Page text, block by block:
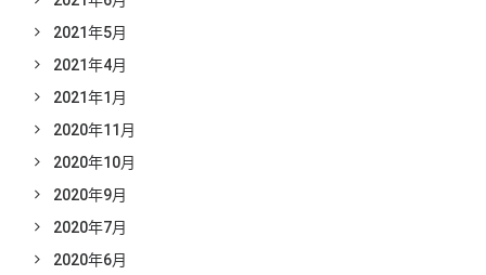
2021年5月
2021年4月
2021年1月
2020年11月
2020年10月
2020年9月
2020年7月
2020年6月